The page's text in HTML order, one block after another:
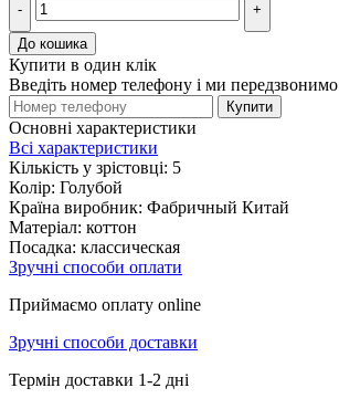
- +
До кошика
Купити в один клік
Введіть номер телефону і ми передзвонимо
Купити
Основні характеристики
Всі характеристики
Кількість у зрістовці: 5
Колір: Голубой
Країна виробник: Фабричный Китай
Матеріал: коттон
Посадка: классическая
Зручні способи оплати
Приймаємо оплату online
Зручні способи доставки
Термін доставки 1-2 дні